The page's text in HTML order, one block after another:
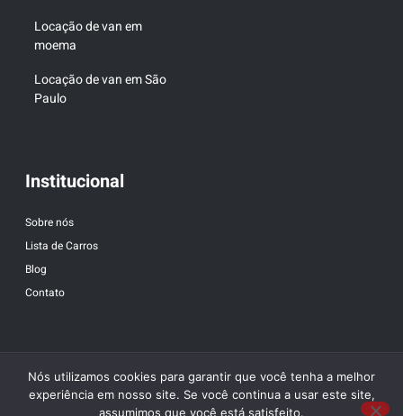
Locação de van em
moema
Locação de van em São
Paulo
Institucional
Sobre nós
Lista de Carros
Blog
Contato
Nós utilizamos cookies para garantir que você tenha a melhor
experiência em nosso site. Se você continua a usar este site,
assumimos que você está satisfeito.